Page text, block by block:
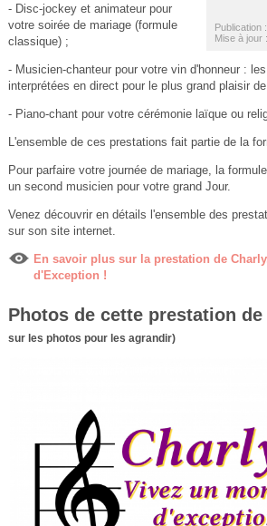
Publication
Mise à jour
- Disc-jockey et animateur pour
votre soirée de mariage (formule
classique) ;
- Musicien-chanteur pour votre vin d'honneur :
interprétées en direct pour le plus grand plaisir
- Piano-chant pour votre cérémonie laïque ou
L'ensemble de ces prestations fait partie de la
Pour parfaire votre journée de mariage, la
un second musicien pour votre grand Jour.
Venez découvrir en détails l'ensemble des
sur son site internet.
En savoir plus sur la prestation de
d'Exception !
Photos de cette prestation de
sur les photos pour les agrandir)